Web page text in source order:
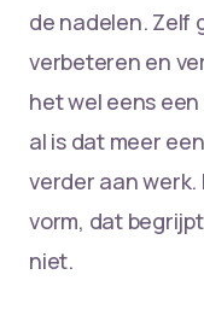
de nadelen. Zelf
verbeteren en
het wel eens
al is dat meer
verder aan
vorm, dat
niet.